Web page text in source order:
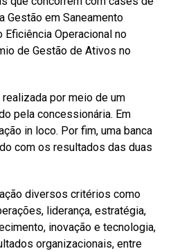
Gestão em Saneamento
Eficiência Operacional no
de Gestão de Ativos no
por meio de um
pela concessionária. Em
in loco. Por fim, uma banca
com os resultados das duas
diversos critérios como
liderança, estratégia,
inovação e tecnologia,
organizacionais, entre